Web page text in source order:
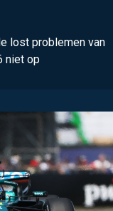
lost problemen van
niet op